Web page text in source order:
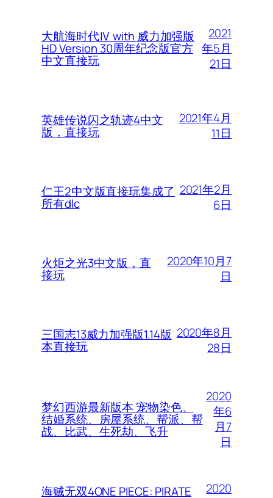
大航海时代Ⅳ with 威力加强版
HD Version 30周年纪念版官方
中文直接玩
2021
年5月
21日
英雄传说闪之轨迹4中文
版，直接玩
2021年4月
11日
仁王2中文版直接玩集成了
所有dlc
2021年2月
6日
火炬之光3中文版，直
接玩
2020年10月7
日
三国志13威力加强版1.14版
本直接玩
2020年8月
28日
梦幻西游最新版本 宠物染色、
结婚系统、房屋系统、帮派、帮
战、比武、生死劫、飞升
2020
年6
月7
日
海贼无双4ONE PIECE: PIRATE
2020